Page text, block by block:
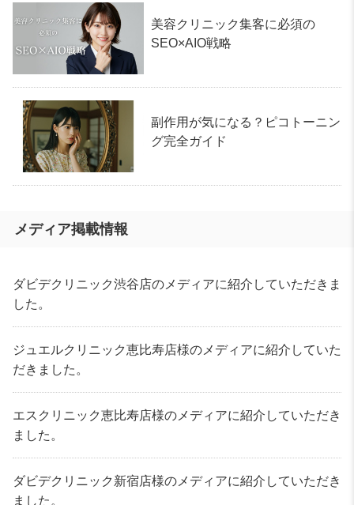
美容クリニック集客に必須の
SEO×AIO戦略
副作用が気になる？ピコトーニン
グ完全ガイド
メディア掲載情報
ダビデクリニック渋谷店のメディアに紹介していただきま
した。
ジュエルクリニック恵比寿店様のメディアに紹介していた
だきました。
エスクリニック恵比寿店様のメディアに紹介していただき
ました。
ダビデクリニック新宿店様のメディアに紹介していただき
ました。